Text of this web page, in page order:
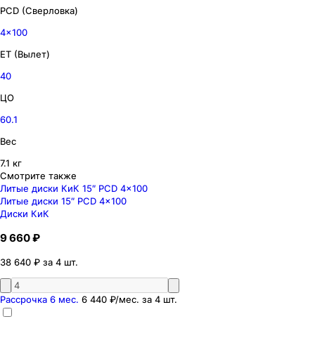
PCD (Сверловка)
4x100
ET (Вылет)
40
ЦО
60.1
Вес
7.1 кг
Смотрите также
Литые диски КиК 15″ PCD 4x100
Литые диски 15″ PCD 4x100
Диски КиК
9 660 ₽
38 640 ₽ за 4 шт.
Рассрочка 6 мес. 6 440 ₽/мес. за 4 шт.